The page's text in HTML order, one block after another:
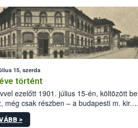
15, szerda
történt
ezelőtt 1901. július 15-én, költözött be
még csak részben – a budapesti m. kir.
állomás a Kis Rókus utca
alatti, Czigler Győző által tervezett új
>